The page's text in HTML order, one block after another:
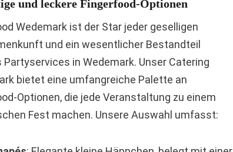
und leckere Fingerfood-Optionen
Wedemark ist der Star jeder geselligen
und ein wesentlicher Bestandteil
Partyservices in Wedemark. Unser Catering
bietet eine umfangreiche Palette an
Optionen, die jede Veranstaltung zu einem
Fest machen. Unsere Auswahl umfasst: